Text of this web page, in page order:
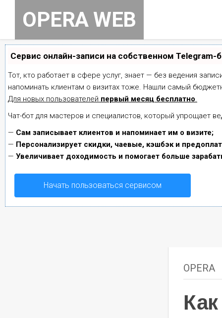
contentOPERA WEB
Сервис онлайн-записи на собственном Telegram-
Тот, кто работает в сфере услуг, знает — без ведения
напоминать клиентам о визитах тоже. Нашли самый
Для новых пользователей первый месяц бесплатно.
Чат-бот для мастеров и специалистов, который упрощает
— Сам записывает клиентов и напоминает им о визите;
— Персонализирует скидки, чаевые, кэшбэк и
— Увеличивает доходимость и помогает больше
Начать пользоваться сервисом
OPERA